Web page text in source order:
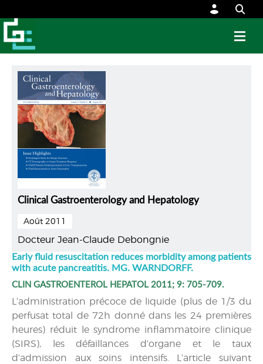
Clinical Gastroenterology and Hepatology
Août 2011
Docteur Jean-Claude Debongnie
Early fluid resuscitation reduces morbidity among patients
with acute pancreatitis. MG. WARNDORFF.
CLIN GASTROENTEROL HEPATOL 2011; 9: 705-709.
L’administration précoce de liquide (plus de 1/3 du
perfusat total de 72h donné dans les 24 premières
heures) réduit le syndrome inflammatoire clinique
(SIRS), les défaillances d’organe et le taux
d’admission aux soins intensifs. L’article suivant